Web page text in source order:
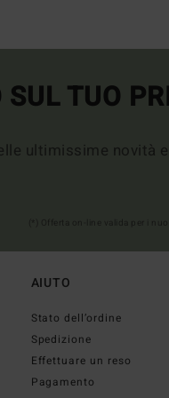
TUO
ultimissime novità
AIUTO
Stato dell’ordine
Spedizione
Effettuare un reso
Pagamento